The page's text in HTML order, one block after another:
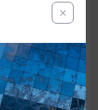
Куршской